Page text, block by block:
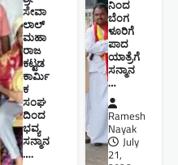
ಸೇವಾ
ಲಾಲ್
ಮಹಾ
ರಾಜ
ಕಟ್ಟಡ
ಕಾರ್ಮಿ
ಕ
ಸಂಘ
ದಿಂದ
ಭವ್ಯ
ಸನ್ಮಾನ
….
ನಿಂದ
ಬೆಂಗ
ಳೂರಿಗೆ
ಪಾದ
ಯಾತ್ರೆಗೆ
ಸನ್ಮಾನ
…
Ramesh
Nayak
July
21,